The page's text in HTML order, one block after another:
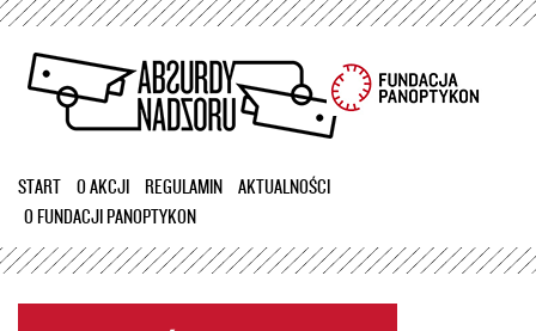
Przejdź
treści
START O AKCJI REGULAMIN
AKTUALNOŚCI
O FUNDACJI PANOPTYKON